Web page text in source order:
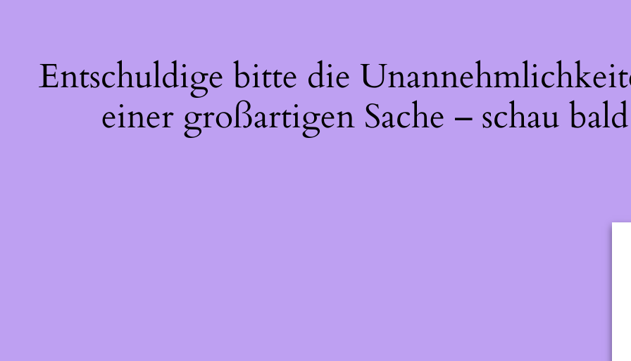
Entschuldige bitte die
einer großartigen Sache – schau